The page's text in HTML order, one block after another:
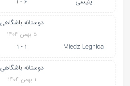
دوستانه باشگاهی
۵ بهمن ۱۴۰۴
Miedz Legnica
1 - 1
دوستانه باشگاهی
۱ بهمن ۱۴۰۴